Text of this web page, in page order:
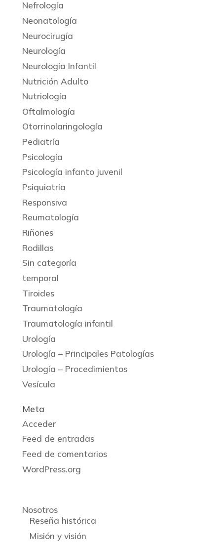
Nefrología
Neonatología
Neurocirugía
Neurología
Neurología Infantil
Nutrición Adulto
Nutriología
Oftalmología
Otorrinolaringología
Pediatría
Psicología
Psicología infanto juvenil
Psiquiatría
Responsiva
Reumatología
Riñones
Rodillas
Sin categoría
temporal
Tiroides
Traumatología
Traumatología infantil
Urología
Urología – Principales Patologías
Urología – Procedimientos
Vesícula
Meta
Acceder
Feed de entradas
Feed de comentarios
WordPress.org
Nosotros
Reseña histórica
Misión y visión